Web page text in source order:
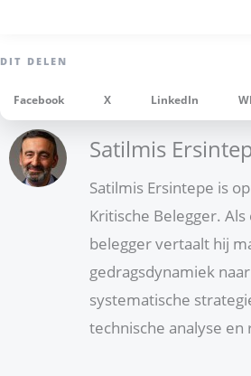
Facebook X LinkedIn
Satilmis
Satilmis Ersintepe is
Kritische Belegger.
belegger vertaalt hij
gedragsdynamiek
systematische
technische analyse